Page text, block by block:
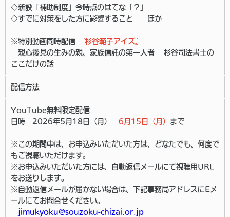
◇新設「補助制度」今時点のはてな「？」
◇すでに対策をした方に影響すること ほか
※特別動画同時配信
『杉谷範子アイズ』
親心後見の生みの親、家族信託の第一人者 杉谷司法書士の
ここだけの話
配信方法
YouTube無料限定配信
日時 2026年5月18日（月） 6月15日（月） まで
※この期間中は、お申込みいただいた方は、どなたでも、何度で
もご視聴いただけます。
※お申込みいただいた方には、自動返信メールにて視聴用URL
をお送りします。
※自動返信メールが届かない場合は、下記事務局アドレスにEメ
ールにてお問合せください。
jimukyoku@souzoku-chizai.or.jp